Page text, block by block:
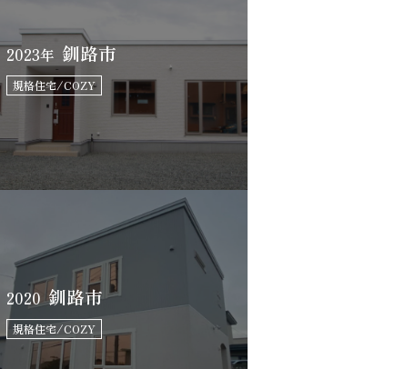
2023年 釧路市
規格住宅/COZY
2020 釧路市
規格住宅/COZY